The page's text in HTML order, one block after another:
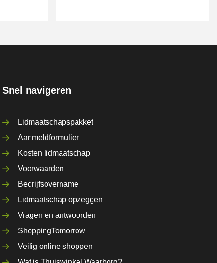
Snel navigeren
Lidmaatschapspakket
Aanmeldformulier
Kosten lidmaatschap
Voorwaarden
Bedrijfsovername
Lidmaatschap opzeggen
Vragen en antwoorden
ShoppingTomorrow
Veilig online shoppen